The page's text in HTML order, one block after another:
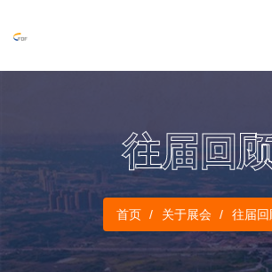
往届回
首页 关于展会 往届回